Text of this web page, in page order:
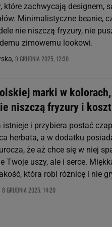
które zachwycają designem,
Minimalistyczne beanie,
nie niszczą fryzury, nie
zimowemu lookowi.
9 GRUDNIA 2025, 12:30
marki w
niszczą fryzury i
i przybiera postać
herbata, a w dodatku
że aż chce się w niej
Twoje uszy, ale i serce.
która robi różnicę i nie
8 GRUDNIA 2025, 14:20